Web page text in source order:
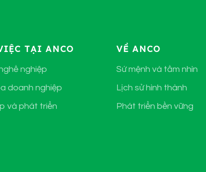
TẠI ANCO
nghiệp
doanh nghiệp
và phát triển
VỀ ANCO
Sứ mệnh và tầm nhìn
Lịch sử hình thành
Phát triển bền vững